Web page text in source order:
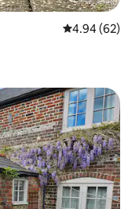
คะแนนเฉลี่ย
4.94 (62)